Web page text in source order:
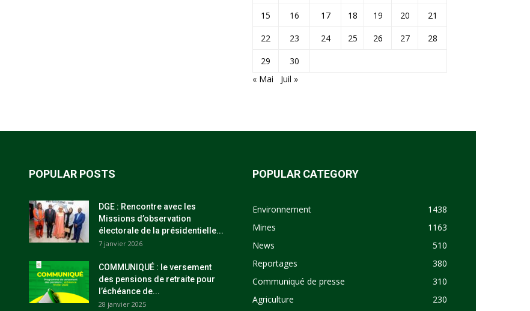
15
16 17 18 19 20
21
22
23 24 25 26 27
28
29
30
« Mai
Juil »
POPULAR POSTS
DGE : Rencontre avec les
Missions d’observation
électorale de la présidentielle...
7 janvier 2026
COMMUNIQUÉ : le versement
des pensions de retraite pour
l’échéance de...
28 janvier 2025
POPULAR CATEGORY
Environnement
1438
Mines
1163
News
510
Reportages
380
Communiqué de presse
310
Agriculture
230